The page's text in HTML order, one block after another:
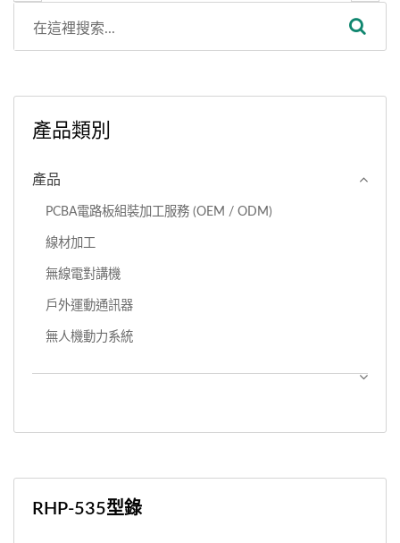
產品類別
產品
PCBA電路板組裝加工服務 (OEM / ODM)
線材加工
無線電對講機
戶外運動通訊器
無人機動力系統
RHP-535型錄